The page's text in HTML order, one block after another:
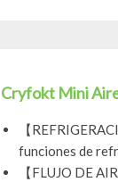
Cryfokt Mini
【
funciones de
【FLUJO DE